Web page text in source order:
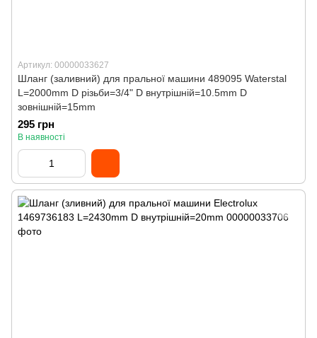
Артикул: 00000033627
Шланг (заливний) для пральної машини 489095 Waterstal
L=2000mm D різьби=3/4" D внутрішній=10.5mm D
зовнішній=15mm
295 грн
В наявності